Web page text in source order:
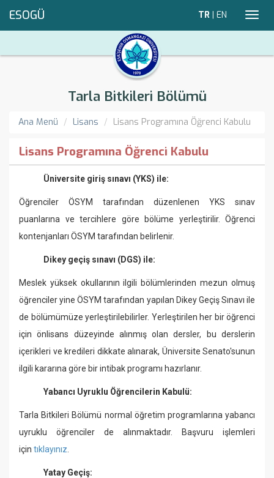
ESOGÜ TR | EN
Tarla Bitkileri Bölümü
Ana Menü Lisans Lisans Programına Öğrenci Kabulu
Lisans Programına Öğrenci Kabulu
Üniversite giriş sınavı (YKS) ile:
Öğrenciler ÖSYM tarafından düzenlenen YKS sınav
puanlarına ve tercihlere göre bölüme yerleştirilir. Öğrenci
kontenjanları ÖSYM tarafından belirlenir.
Dikey geçiş sınavı (DGS) ile:
Meslek yüksek okullarının ilgili bölümlerinden mezun olmuş
öğrenciler yine ÖSYM tarafından yapılan Dikey Geçiş Sınavı ile
de bölümümüze yerleştirilebilirler. Yerleştirilen her bir öğrenci
için önlisans düzeyinde alınmış olan dersler, bu derslerin
içerikleri ve kredileri dikkate alınarak, Üniversite Senato'sunun
ilgili kararına göre bir intibak programı hazırlanır.
Yabancı Uyruklu Öğrencilerin Kabulü:
Tarla Bitkileri Bölümü normal öğretim programlarına yabancı
uyruklu öğrenciler de alınmaktadır. Başvuru işlemleri
için tıklayınız
Yatay Geçiş: